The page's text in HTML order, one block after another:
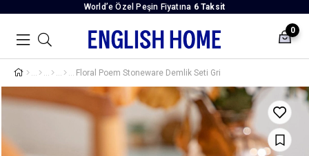
World’e Özel Peşin Fiyatına 6 Taksit
0
Floral Poem Stoneware Demlik Seti Gri